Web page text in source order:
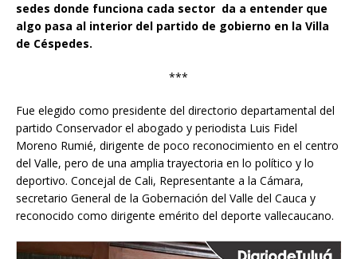
sedes donde funciona cada sector da a entender que
algo pasa al interior del partido de gobierno en la Villa
de Céspedes.
***
Fue elegido como presidente del directorio departamental del
partido Conservador el abogado y periodista Luis Fidel
Moreno Rumié, dirigente de poco reconocimiento en el centro
del Valle, pero de una amplia trayectoria en lo político y lo
deportivo. Concejal de Cali, Representante a la Cámara,
secretario General de la Gobernación del Valle del Cauca y
reconocido como dirigente emérito del deporte vallecaucano.